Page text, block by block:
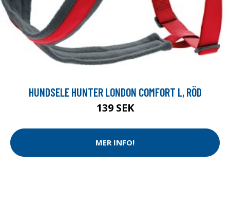
HUNDSELE HUNTER LONDON COMFORT L, RÖD
139 SEK
MER INFO!